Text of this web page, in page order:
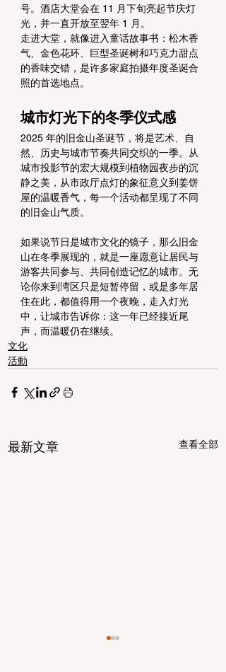
号。酒店大堂会在 11 月下旬亮起节庆灯
光，并一直开放至翌年 1 月。
走进大堂，就像进入童话故事书：松木香
气、金色花环、巨型圣诞树和巧克力甜点
的香味交错，是许多家庭拍摄年度圣诞合
照的首选地点。
城市灯光下的冬季仪式感
2025 年的旧金山圣诞节，将是艺术、自
然、历史与城市节奏共同交织的一季。从
城市投影节的宏大规模到植物园夜步的沉
静之美，从市政厅点灯的象征意义到姜饼
屋的温暖香气，每一个活动都呈现了不同
的旧金山气质。
如果说节日是城市文化的镜子，那么旧金
山在冬季展现的，就是一座愿意让居民与
游客共同参与、共同创造记忆的城市。无
论你来到湾区只是短暂停留，或是多年居
住在此，都值得用一个夜晚，走入灯光
中，让城市告诉你：这一年已经接近尾
声，而温暖仍在继续。
文化
活動
最新文章 查看全部